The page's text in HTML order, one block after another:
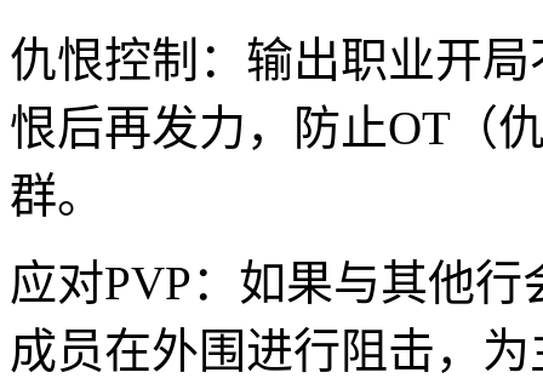
仇恨控制：输出职业开
恨后再发力，防止OT（
群。
应对PVP：如果与其他
成员在外围进行阻击，